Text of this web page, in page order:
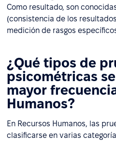
Como resultado, son
(consistencia de los
medición de rasgos
¿Qué tipos de
psicométricas
mayor
Humanos?
En Recursos Humanos, las
clasificarse en varias